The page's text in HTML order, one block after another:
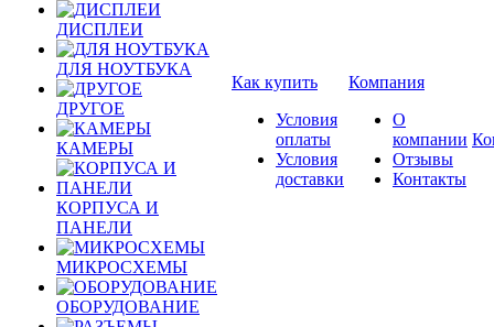
ДИСПЛЕИ
ДЛЯ НОУТБУКА
ДРУГОЕ
КАМЕРЫ
КОРПУСА И
ПАНЕЛИ
МИКРОСХЕМЫ
ОБОРУДОВАНИЕ
Как купить
Условия
оплаты
Условия
доставки
Компания
О
компании
Отзывы
Контакты